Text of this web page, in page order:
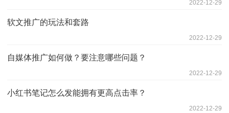
2022-12-29
软文推广的玩法和套路
2022-12-29
自媒体推广如何做？要注意哪些问题？
2022-12-29
小红书笔记怎么发能拥有更高点击率？
2022-12-29